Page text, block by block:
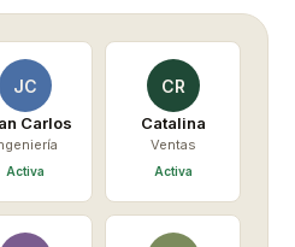
JC
Carlos
Activa
CR
Catalina
Ventas
Activa